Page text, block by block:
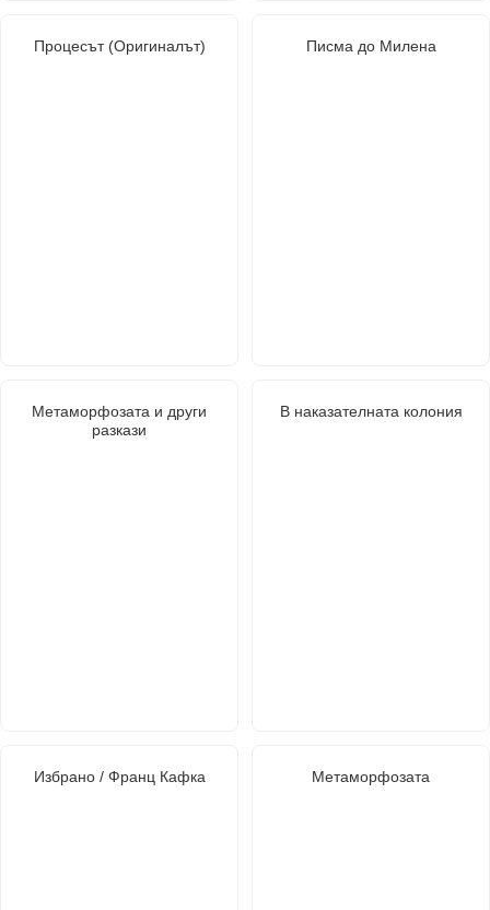
Процесът (Оригиналът) Писма до Милена
Метаморфозата и други
разкази
В наказателната колония
Избрано / Франц Кафка Метаморфозата